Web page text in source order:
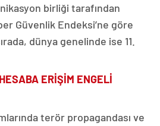
birliği tarafından
Güvenlik Endeksi’ne göre
dünya genelinde ise 11.
ERİŞİM ENGELİ
terör propagandası ve